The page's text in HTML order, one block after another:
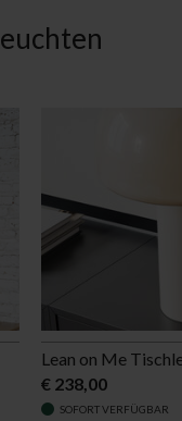
Lean on Me
€ 238,00
SOFORT VERFÜGBAR